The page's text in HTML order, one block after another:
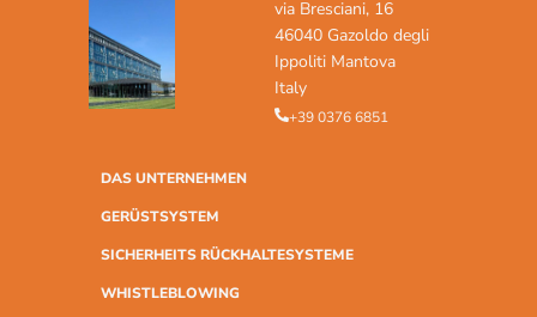
via Bresciani, 16
46040 Gazoldo degli
Ippoliti Mantova
Italy
+39 0376 6851
DAS UNTERNEHMEN
GERÜSTSYSTEM
SICHERHEITS RÜCKHALTESYSTEME
WHISTLEBLOWING